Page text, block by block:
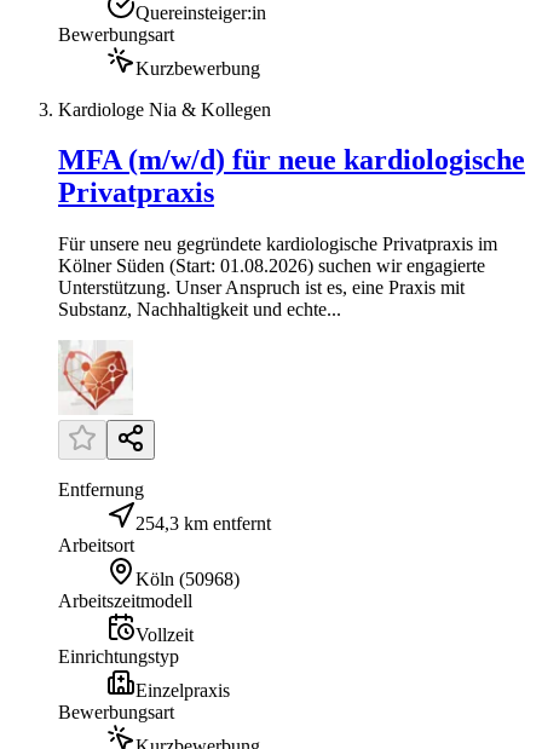
Quereinsteiger:in
Bewerbungsart
Kurzbewerbung
Kardiologe Nia & Kollegen
MFA (m/w/d) für neue kardiologische
Privatpraxis
Für unsere neu gegründete kardiologische Privatpraxis im
Kölner Süden (Start: 01.08.2026) suchen wir engagierte
Unterstützung. Unser Anspruch ist es, eine Praxis mit
Substanz, Nachhaltigkeit und echte...
Entfernung
254,3 km entfernt
Arbeitsort
Köln (50968)
Arbeitszeitmodell
Vollzeit
Einrichtungstyp
Einzelpraxis
Bewerbungsart